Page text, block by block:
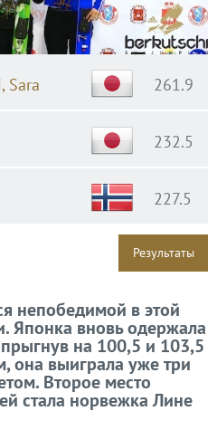
Sara 261.9
232.5
227.5
Результаты
непобедимой в этой
Японка вновь одержала
на 100,5 и 103,5
она выиграла уже три
Второе место
стала норвежка Лине